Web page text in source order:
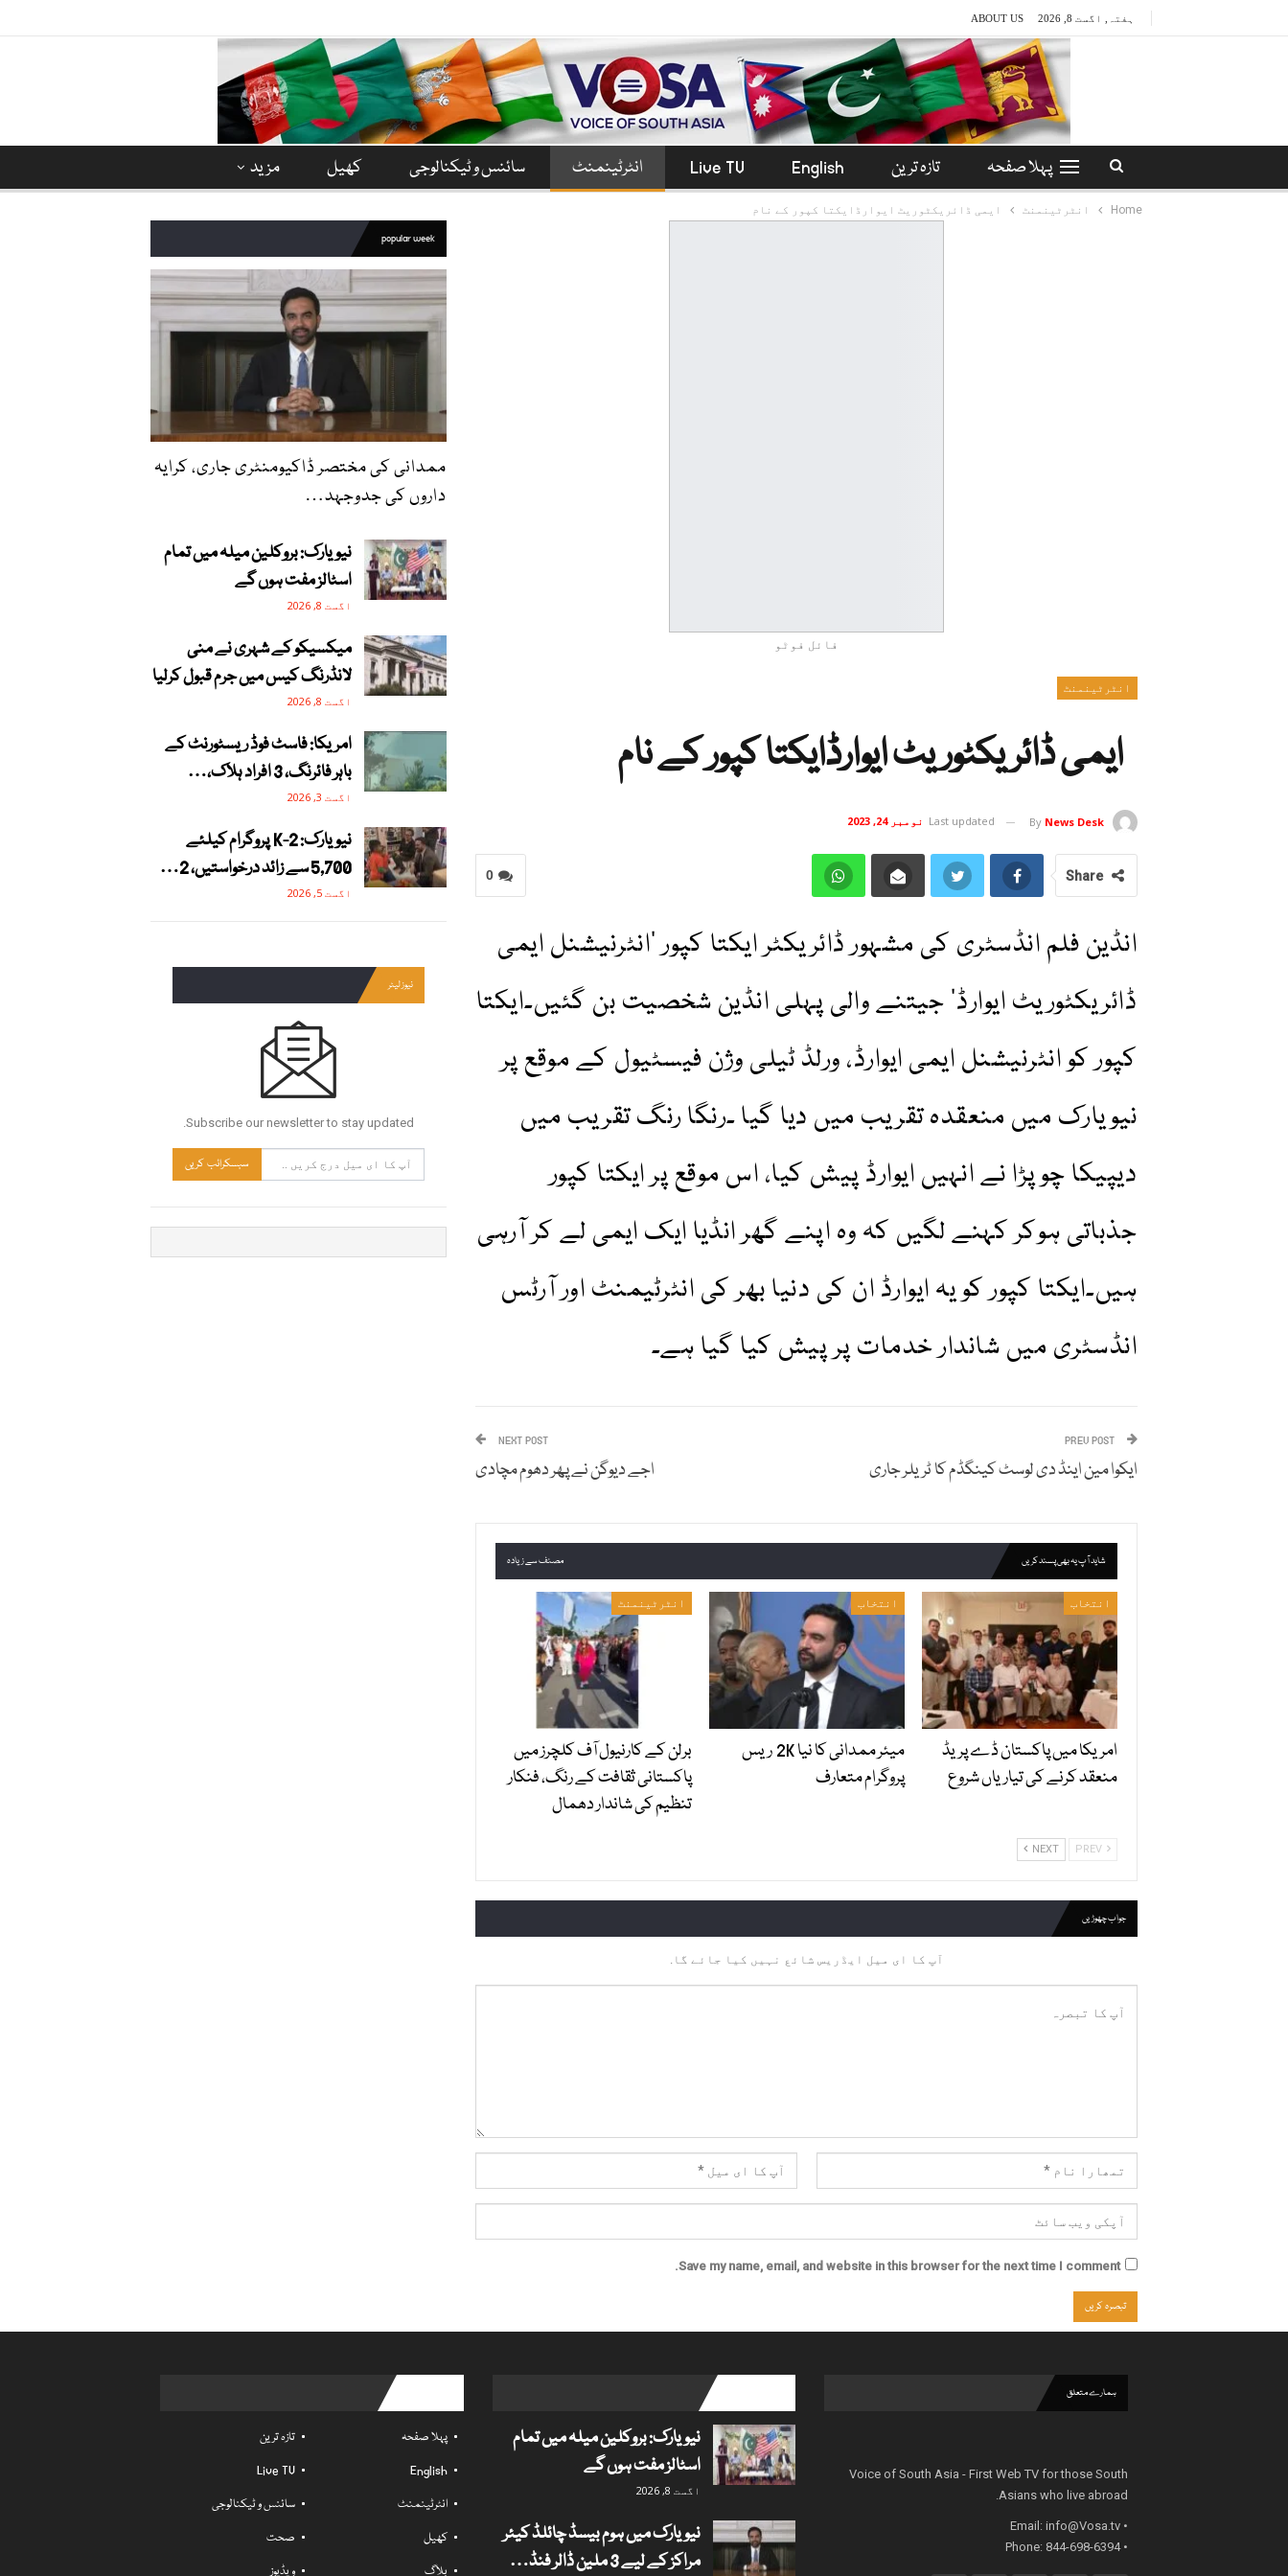
ہفتہ, اگست 8, 2026 ABOUT US
پہلا صفحہ تازہ ترین English
Live TV انٹرٹینمنٹ سائنس و ٹیکنالوجی کھیل مزید
Home انٹرٹینمنٹ ایمی ڈائریکٹوریٹ ایوارڈایکتا کپور کے نام
فائل فوٹو
انٹرٹینمنٹ
ایمی ڈائریکٹوریٹ ایوارڈایکتا کپور کے نام
By News Desk
Last updated نومبر 24, 2023
0 Share
انڈین فلم انڈسٹری کی مشہور ڈائریکٹر ایکتا کپور ’انٹرنیشنل ایمی
ڈائریکٹوریٹ ایوارڈ‘ جیتنے والی پہلی انڈین شخصیت بن گئیں۔ایکتا
کپور کو انٹرنیشنل ایمی ایوارڈ، ورلڈ ٹیلی وژن فیسٹیول کے موقع پر
نیویارک میں منعقدہ تقریب میں دیا گیا ۔رنگا رنگ تقریب میں
دیپیکا چوپڑا نے انہیں ایوارڈ پیش کیا، اس موقع پر ایکتا کپور
جذباتی ہوکر کہنے لگیں کہ وہ اپنے گھر انڈیا ایک ایمی لے کر آرہی
ہیں۔ایکتا کپور کو یہ ایوارڈ ان کی دنیا بھر کی انٹرٹیمنٹ اور آرٹس
انڈسٹری میں شاندار خدمات پر پیش کیا گیا ہے۔
ایکوا مین اینڈ دی لوسٹ کینگڈم کا ٹریلر جاری
NEXT POST
اجے دیوگن نے پھر دھوم مچادی
شاید آپ یہ بھی پسند کریں مصنف سے زیادہ
انتخاب
امریکا میں پاکستان ڈے پریڈ
منعقد کرنے کی تیاریاں شروع
انتخاب
میئر ممدانی کا نیا 2K ریس
پروگرام متعارف
انٹرٹینمنٹ
برلن کے کارنیول آف کلچرز میں
پاکستانی ثقافت کے رنگ، فنکار
تنظیم کی شاندار دھمال
NEXT
جواب چھوڑیں
آپ کا ای میل ایڈریس شائع نہیں کیا جائے گا.
Save my name, email, and website in this browser for the next time I comment.
popular week
ممدانی کی مختصر ڈاکیومنٹری جاری، کرایہ
داروں کی جدوجہد…
نیویارک: بروکلین میلہ میں تمام
اسٹالز مفت ہوں گے
اگست 8, 2026
میکسیکو کے شہری نے منی
لانڈرنگ کیس میں جرم قبول کرلیا
اگست 8, 2026
امریکا: فاسٹ فوڈ ریسٹورنٹ کے
باہر فائرنگ، 3 افراد ہلاک،…
اگست 3, 2026
نیویارک: 2-K پروگرام کیلئے
5,700 سے زائد درخواستیں، 2…
اگست 5, 2026
نیوز لیٹر
Subscribe our newsletter to stay updated.
سبسکرائب کریں
ہمارے متعلق
Voice of South Asia - First Web TV for those South
Asians who live abroad.
• Email:
info@Vosa.tv
• Phone: 844-698-6394
نیویارک: بروکلین میلہ میں تمام
اسٹالز مفت ہوں گے
اگست 8, 2026
نیویارک میں ہوم بیسڈ چائلڈ کیئر
مراکز کے لیے 3 ملین ڈالر فنڈ…
پہلا صفحہ
تازہ ترین
English
Live TV
انٹرٹینمنٹ
سائنس و ٹیکنالوجی
کھیل
صحت
بلاگ
ویڈیوز